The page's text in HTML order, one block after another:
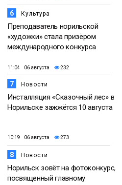
6 Культура
Преподаватель норильской
«художки» стала призёром
международного конкурса
11:04 06 августа 232
7 Новости
Инсталляция «Сказочный лес» в
Норильске зажжётся 10 августа
10:19 06 августа 273
8 Новости
Норильск зовёт на фотоконкурс,
посвященный главному